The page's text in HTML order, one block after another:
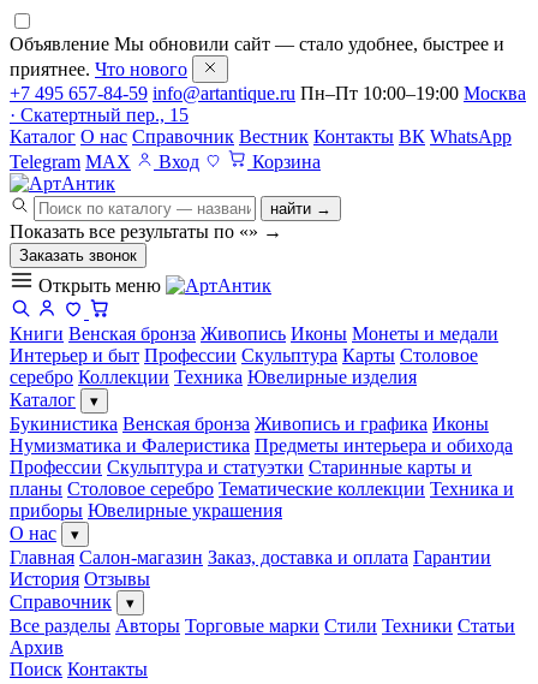
Объявление Мы обновили сайт — стало удобнее, быстрее и
приятнее. Что нового
+7 495 657-84-59 info@artantique.ru Пн–Пт 10:00–19:00 Москва
· Скатертный пер., 15
Каталог О нас Справочник Вестник Контакты ВК WhatsApp
Telegram MAX Вход Корзина
найти →
Показать все результаты по «» →
Заказать звонок
Открыть меню
Книги Венская бронза Живопись Иконы Монеты и медали
Интерьер и быт Профессии Скульптура Карты Столовое
серебро Коллекции Техника Ювелирные изделия
Каталог
▾
Букинистика Венская бронза Живопись и графика Иконы
Нумизматика и Фалеристика Предметы интерьера и обихода
Профессии Скульптура и статуэтки Старинные карты и
планы Столовое серебро Тематические коллекции Техника и
приборы Ювелирные украшения
О нас
▾
Главная Салон-магазин Заказ, доставка и оплата Гарантии
История Отзывы
Справочник
▾
Все разделы Авторы Торговые марки Стили Техники Статьи
Архив
Поиск Контакты